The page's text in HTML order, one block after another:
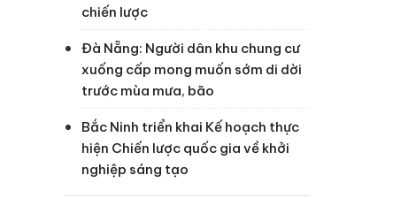
chiến lược
Đà Nẵng: Người dân khu chung cư
xuống cấp mong muốn sớm di dời
trước mùa mưa, bão
Bắc Ninh triển khai Kế hoạch thực
hiện Chiến lược quốc gia về khởi
nghiệp sáng tạo